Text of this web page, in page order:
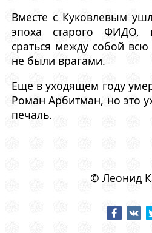
Вместе с Куковлевым
эпоха старого ФИДО,
сраться между собой
не были врагами.
Еще в уходящем году
Роман Арбитман, но это
печаль.
© Леонид